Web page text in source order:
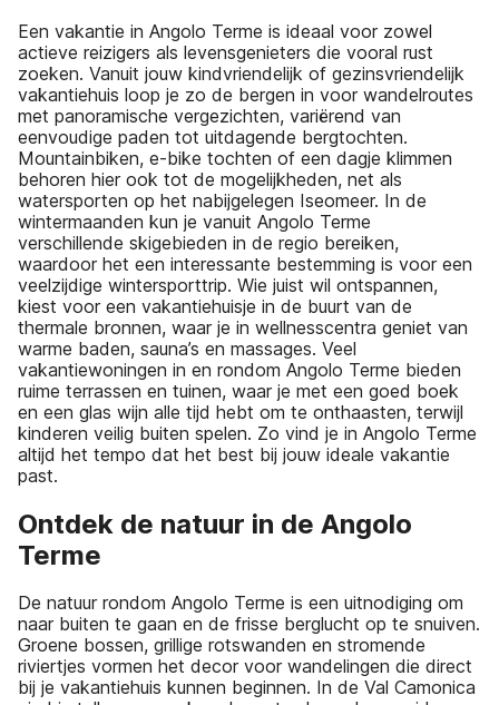
Een vakantie in Angolo Terme is ideaal voor zowel
actieve reizigers als levensgenieters die vooral rust
zoeken. Vanuit jouw kindvriendelijk of gezinsvriendelijk
vakantiehuis loop je zo de bergen in voor wandelroutes
met panoramische vergezichten, variërend van
eenvoudige paden tot uitdagende bergtochten.
Mountainbiken, e-bike tochten of een dagje klimmen
behoren hier ook tot de mogelijkheden, net als
watersporten op het nabijgelegen Iseomeer. In de
wintermaanden kun je vanuit Angolo Terme
verschillende skigebieden in de regio bereiken,
waardoor het een interessante bestemming is voor een
veelzijdige wintersporttrip. Wie juist wil ontspannen,
kiest voor een vakantiehuisje in de buurt van de
thermale bronnen, waar je in wellnesscentra geniet van
warme baden, sauna’s en massages. Veel
vakantiewoningen in en rondom Angolo Terme bieden
ruime terrassen en tuinen, waar je met een goed boek
en een glas wijn alle tijd hebt om te onthaasten, terwijl
kinderen veilig buiten spelen. Zo vind je in Angolo Terme
altijd het tempo dat het best bij jouw ideale vakantie
past.
Ontdek de natuur in de Angolo
Terme
De natuur rondom Angolo Terme is een uitnodiging om
naar buiten te gaan en de frisse berglucht op te snuiven.
Groene bossen, grillige rotswanden en stromende
riviertjes vormen het decor voor wandelingen die direct
bij je vakantiehuis kunnen beginnen. In de Val Camonica